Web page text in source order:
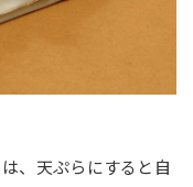
、天ぷらにすると自